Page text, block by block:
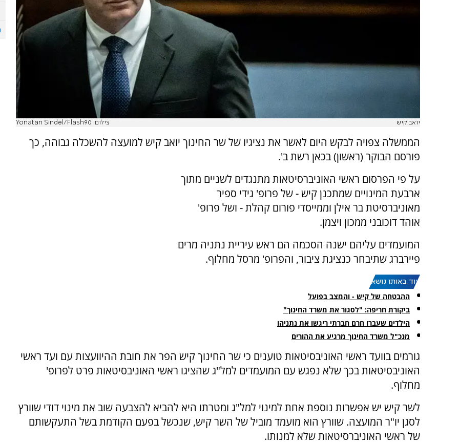
יואב קיש צילום: Yonatan Sindel/Flash90
הממשלה צפויה לבקש היום לאשר את נציגיו של שר החינוך יואב קיש למועצה להשכלה גבוהה, כך
פורסם הבוקר (ראשון) בכאן רשת ב'.
על פי הפרסום ראשי האוניברסיטאות מתנגדים לשניים מתוך
ארבעת המינויים שמתכנן קיש - של פרופ' גידי ספיר
מאוניברסיטת בר אילן וממייסדי פורום קהלת - ושל פרופ'
אוהד דוכובני ממכון ויצמן.
המועמדים עליהם ישנה הסכמה הם ראש עיריית נתניה מרים
פיירברג שתיבחר כנציגת ציבור, והפרופ' מרסל מחלוף.
עוד באותו נושא:
ההבטחה של קיש - והמצב בפועל
ביקורת חריפה: "לסגור את משרד החינוך"
הילדים שעברו חרם חברתי ריגשו את נתניהו
מנכ"ל משרד החינוך מרגיע את ההורים
גורמים בוועד ראשי האוניבסיטאות טוענים כי שר החינוך קיש הפר את חובת ההיוועצות עם ועד ראשי
האוניבסיטאות בכך שלא נפגש עם המועמדים למל"ג שהציגו ראשי האוניבסיטאות פרט לפרופ'
מחלוף.
לשר קיש יש אפשרות נוספת אחת למינוי למל"ג ומטרתו היא להביא להצבעה שוב את מינוי דודי שוורץ
לסגן יו"ר המועצה. שוורץ הוא מועמד מוביל של השר קיש, שנכשל בפעם הקודמת בשל התעקשותם
של ראשי האוניברסיטאות שלא למנותו.